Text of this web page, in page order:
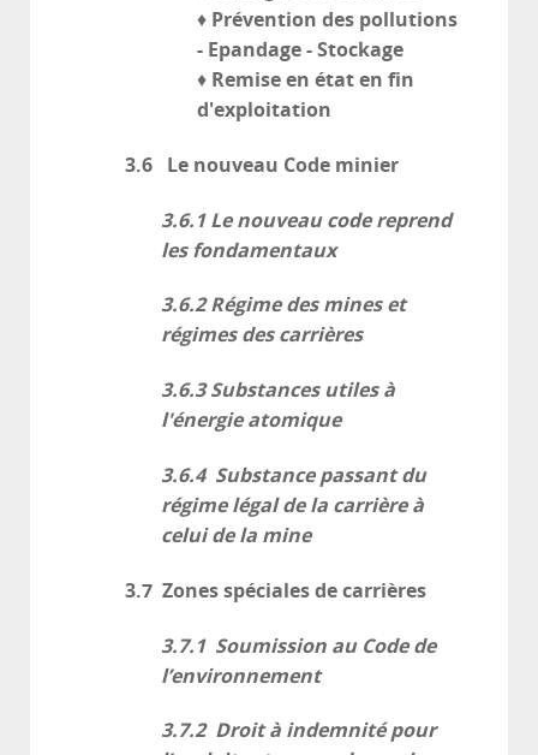
♦ Prévention des pollutions
- Epandage - Stockage
♦ Remise en état en fin
d'exploitation
3.6 Le nouveau Code minier
3.6.1 Le nouveau code reprend
les fondamentaux
3.6.2 Régime des mines et
régimes des carrières
3.6.3 Substances utiles à
l'énergie atomique
3.6.4 Substance passant du
régime légal de la carrière à
celui de la mine
3.7 Zones spéciales de carrières
3.7.1 Soumission au Code de
l’environnement
3.7.2 Droit à indemnité pour